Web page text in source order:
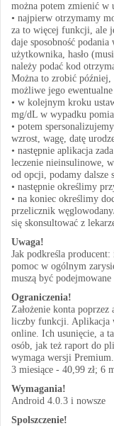
można potem zmienić w
• najpierw otrzymamy
za to więcej funkcji, ale
daje sposobność
użytkownika, hasło
należy podać kod
Można to zrobić później,
możliwe jego
• w kolejnym kroku
mg/dL w wypadku
• potem
wzrost, wagę, datę
• następnie aplikacja
leczenie nieinsulinowe,
od opcji, podamy dalsze
• następnie określimy
• na koniec określimy
przelicznik
się skonsultować z
Uwaga!
Jak podkreśla
pomoc w ogólnym
muszą być
Ograniczenia!
Założenie konta
liczby funkcji. Aplikacja
online. Ich usunięcie, a
osób, jak też raport do
wymaga wersji
3 miesiące - 40,99 zł; 6
Wymagania!
Android 4.0.3 i nowsze
Spolszczenie!